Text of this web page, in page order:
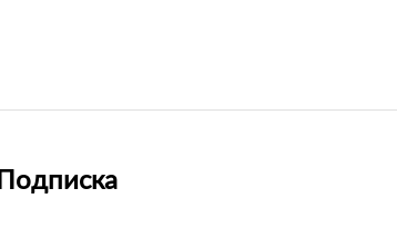
Подписка